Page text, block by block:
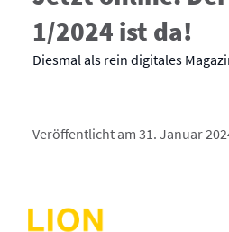
1/2024 ist da!
Diesmal als rein digitales
Veröffentlicht am 31. Januar